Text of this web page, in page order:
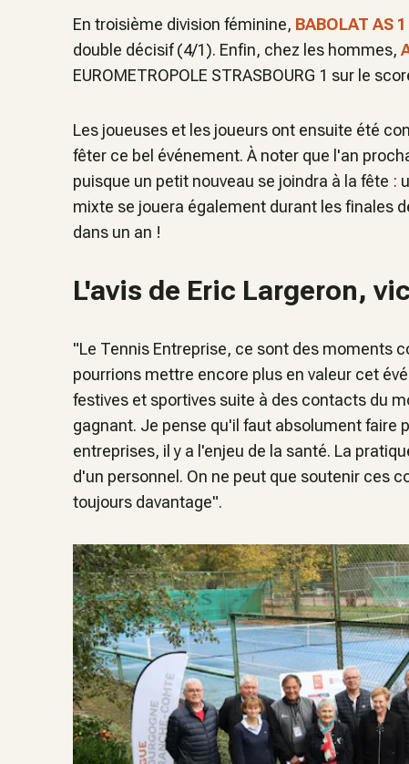
En troisième division féminine, BABOLAT AS 1
double décisif (4/1). Enfin, chez les hommes,
EUROMETROPOLE STRASBOURG 1 sur le
Les joueuses et les joueurs ont ensuite été
fêter ce bel événement. À noter que l'an
puisque un petit nouveau se joindra à la fête :
mixte se jouera également durant les finales
dans un an !
L'avis de Eric Largeron,
"Le Tennis Entreprise, ce sont des moments
pourrions mettre encore plus en valeur cet
festives et sportives suite à des contacts du
gagnant. Je pense qu'il faut absolument faire
entreprises, il y a l'enjeu de la santé. La
d'un personnel. On ne peut que soutenir ces
toujours davantage".